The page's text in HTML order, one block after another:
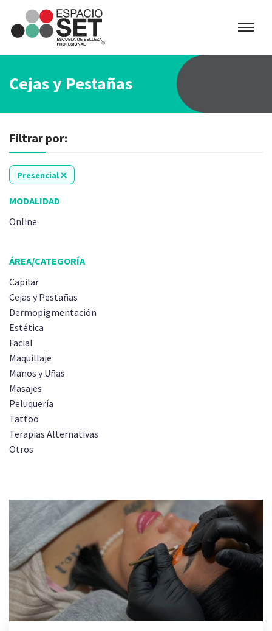
Espacio
SET
Cejas y Pestañas
Filtrar por:
Presencial
MODALIDAD
Online
ÁREA/CATEGORÍA
Capilar
Cejas y Pestañas
Dermopigmentación
Estética
Facial
Maquillaje
Manos y Uñas
Masajes
Peluquería
Tattoo
Terapias Alternativas
Otros